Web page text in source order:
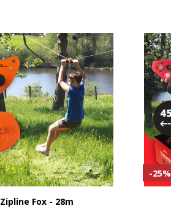
Zipline Fox - 28m
-25%